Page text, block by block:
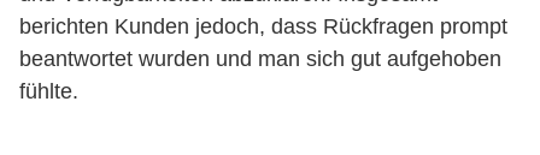
berichten Kunden jedoch, dass Rückfragen prompt
beantwortet wurden und man sich gut aufgehoben
fühlte.